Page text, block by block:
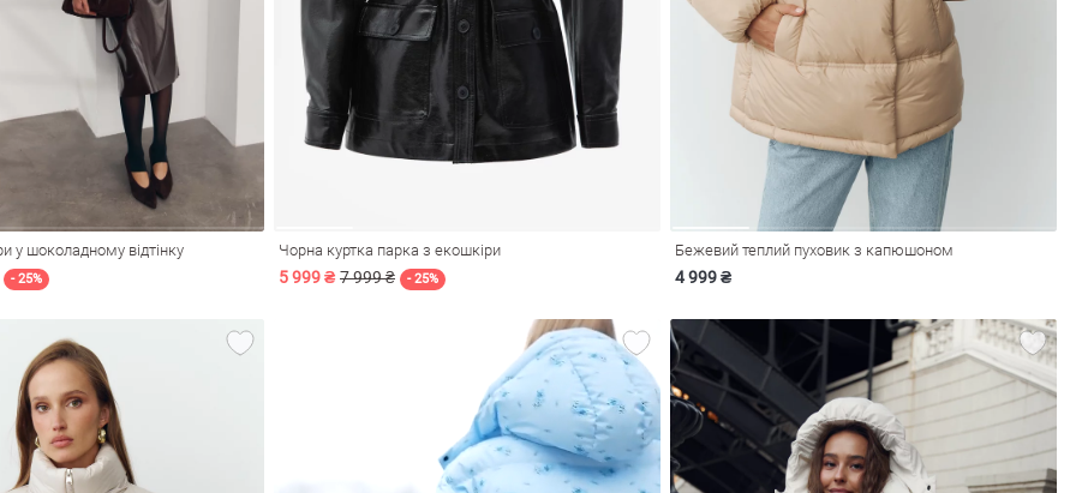
у шоколадному відтінку
- 25%
Чорна куртка парка з екошкіри
5 999 ₴ 7 999 ₴ - 25%
Бежевий теплий пуховик з капюшоном
4 999 ₴